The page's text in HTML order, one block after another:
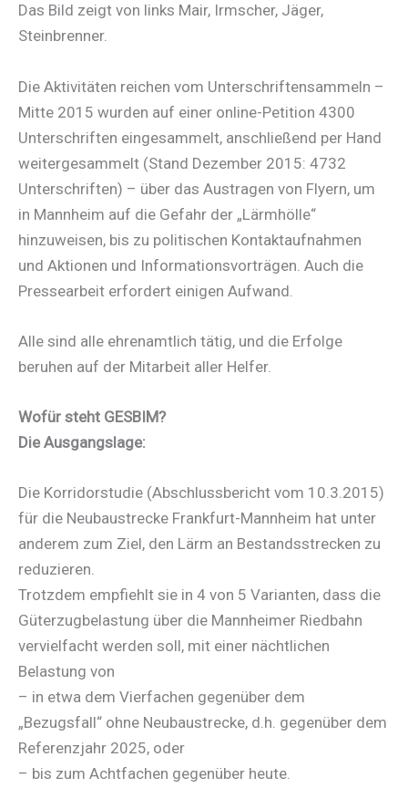
Das Bild zeigt von links Mair, Irmscher, Jäger,
Steinbrenner.
Die Aktivitäten reichen vom Unterschriftensammeln –
Mitte 2015 wurden auf einer online-Petition 4300
Unterschriften eingesammelt, anschließend per Hand
weitergesammelt (Stand Dezember 2015: 4732
Unterschriften) – über das Austragen von Flyern, um
in Mannheim auf die Gefahr der „Lärmhölle“
hinzuweisen, bis zu politischen Kontaktaufnahmen
und Aktionen und Informationsvorträgen. Auch die
Pressearbeit erfordert einigen Aufwand.
Alle sind alle ehrenamtlich tätig, und die Erfolge
beruhen auf der Mitarbeit aller Helfer.
Wofür steht GESBIM?
Die Ausgangslage:
Die Korridorstudie (Abschlussbericht vom 10.3.2015)
für die Neubaustrecke Frankfurt-Mannheim hat unter
anderem zum Ziel, den Lärm an Bestandsstrecken zu
reduzieren.
Trotzdem empfiehlt sie in 4 von 5 Varianten, dass die
Güterzugbelastung über die Mannheimer Riedbahn
vervielfacht werden soll, mit einer nächtlichen
Belastung von
– in etwa dem Vierfachen gegenüber dem
„Bezugsfall“ ohne Neubaustrecke, d.h. gegenüber dem
Referenzjahr 2025, oder
– bis zum Achtfachen gegenüber heute.